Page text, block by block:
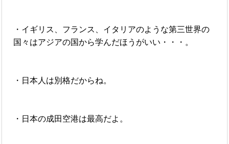
・イギリス、フランス、イタリアのような第三世界の
国々はアジアの国から学んだほうがいい・・・。
・日本人は別格だからね。
・日本の成田空港は最高だよ。